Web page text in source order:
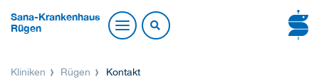
Sana-Krankenhaus
Rügen
Kliniken Rügen Kontakt